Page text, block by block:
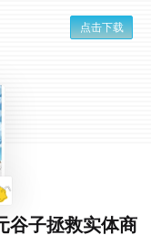
点击下载
谷子拯救实体商